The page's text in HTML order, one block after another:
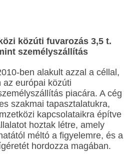
közúti fuvarozás 3,5 t.
személyszállítás
ben alakult azzal a céllal,
az európai közúti
piacára. A cég
szakmai tapasztalatukra,
kapcsolataikra építve
hoztak létre, amely
méltó a figyelemre, és a
hordozza magában.